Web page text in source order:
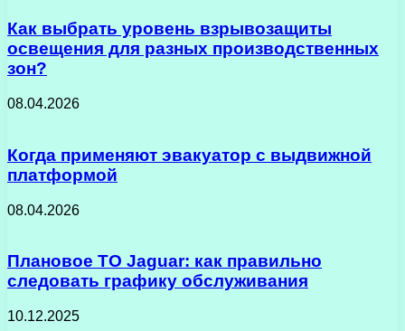
Как выбрать уровень взрывозащиты
освещения для разных производственных
зон?
08.04.2026
Когда применяют эвакуатор с выдвижной
платформой
08.04.2026
Плановое ТО Jaguar: как правильно
следовать графику обслуживания
10.12.2025